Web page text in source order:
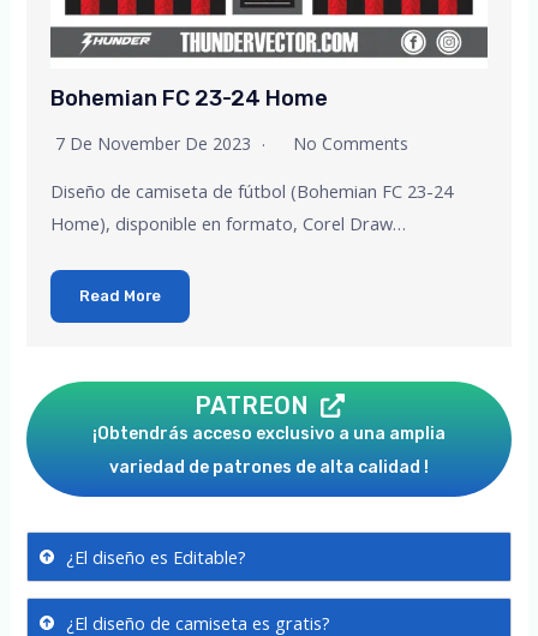
Bohemian FC 23-24 Home
7 De November De 2023 No Comments
Diseño de camiseta de fútbol (Bohemian FC 23-24
Home), disponible en formato, Corel Draw…
Read More
PATREON
¡Obtendrás acceso exclusivo a una amplia
variedad de patrones de alta calidad !
¿El diseño es Editable?
¿El diseño de camiseta es gratis?